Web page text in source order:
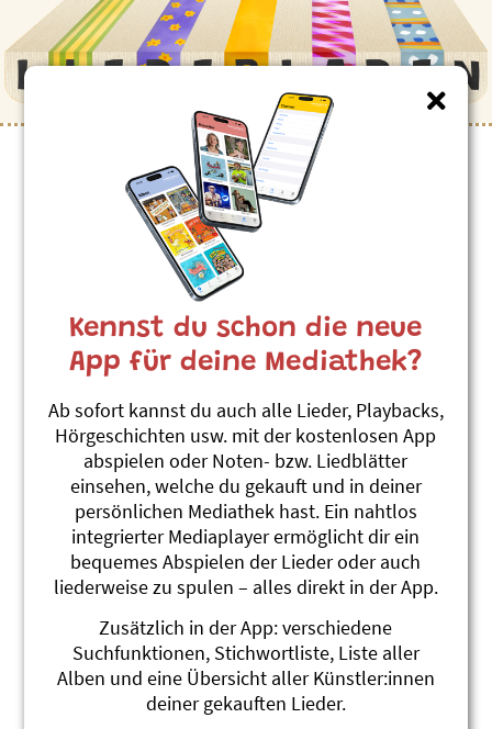
Es Weihnachtet
Die schönsten Weihnachtslieder (hochdeutsch)
Kennst du schon die neue
App für deine Mediathek?
Ab sofort kannst du auch alle Lieder, Playbacks,
Hörgeschichten usw. mit der kostenlosen App
abspielen oder Noten- bzw. Liedblätter
einsehen, welche du gekauft und in deiner
persönlichen Mediathek hast. Ein nahtlos
integrierter Mediaplayer ermöglicht dir ein
bequemes Abspielen der Lieder oder auch
liederweise zu spulen – alles direkt in der App.
Zusätzlich in der App: verschiedene
Suchfunktionen, Stichwortliste, Liste aller
Alben und eine Übersicht aller Künstler:innen
deiner gekauften Lieder.